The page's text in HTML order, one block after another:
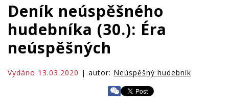
Deník neúspěšného
hudebníka (30.): Éra
neúspěšných
Vydáno 13.03.2020 | autor: Neúspěšný hudebník